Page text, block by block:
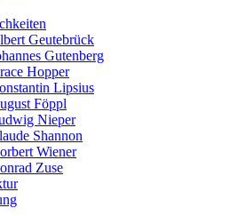
Geutebrück
Gutenberg
Hopper
Lipsius
Föppl
Nieper
Shannon
Wiener
Zuse